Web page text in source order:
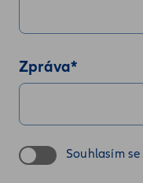
Zpráva*
Souhlasím se